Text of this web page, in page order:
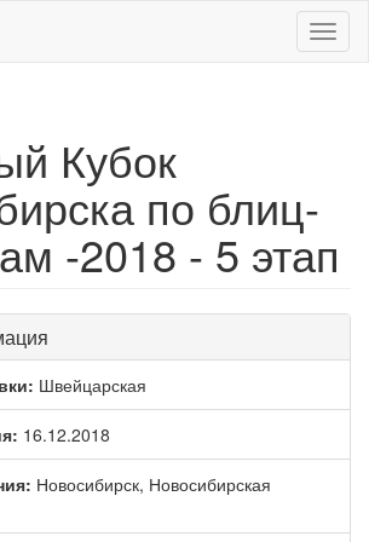
Кубок
по блиц-
-2018 - 5 этап
Швейцарская
16.12.2018
Новосибирск, Новосибирская